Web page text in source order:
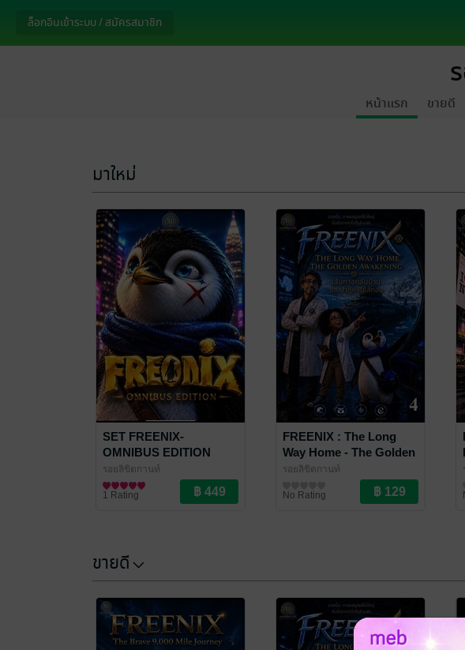
ล็อกอินเข้าระบบ / สมัครสมาชิก
หน้าแรก ขายดี
มาใหม่
SET FREENIX-
OMNIBUS EDITION
รอยลิขิตกานท์
นิยายผจญภัย/บู๊แอกชัน
1 Rating
FREENIX : The Long
Way Home - The Golden
Awakening (เล่ม 4 จบ
รอยลิขิตกานท์
นิยายผจญภัย/บู๊แอกชัน
No Rating
ขายดี